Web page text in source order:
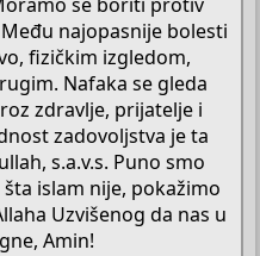
najopasnije bolesti
fizičkim izgledom,
Nafaka se gleda
zdravlje, prijatelje i
zadovoljstva je ta
s.a.v.s. Puno smo
islam nije, pokažimo
Uzvišenog da nas u
Amin!